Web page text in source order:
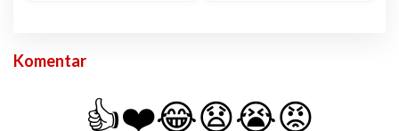
Komentar
👍❤️😂😧😭😡